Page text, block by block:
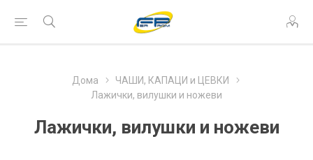
Дома
ЧАШИ, КАПАЦИ и ЦЕВКИ
Лажички, вилушки и ножеви
Лажички, вилушки и ножеви